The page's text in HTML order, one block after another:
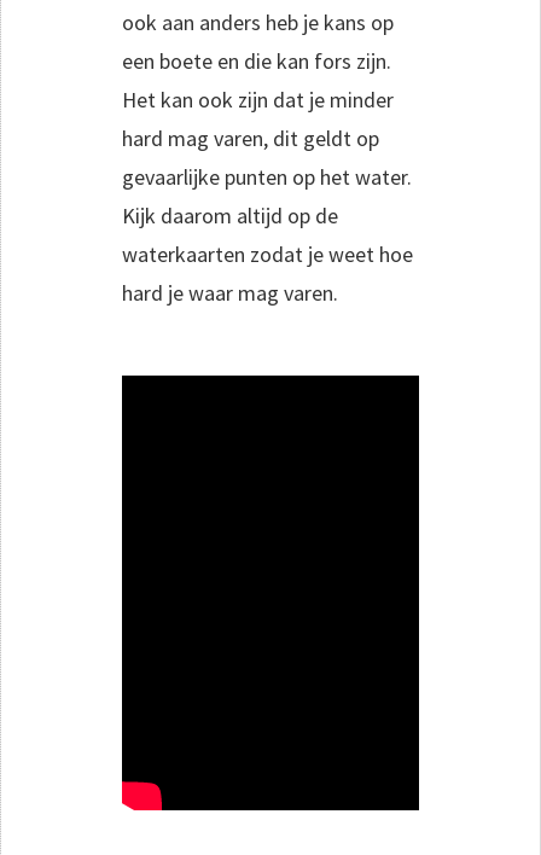
ook aan anders heb je kans op
een boete en die kan fors zijn.
Het kan ook zijn dat je minder
hard mag varen, dit geldt op
gevaarlijke punten op het water.
Kijk daarom altijd op de
waterkaarten zodat je weet hoe
hard je waar mag varen.